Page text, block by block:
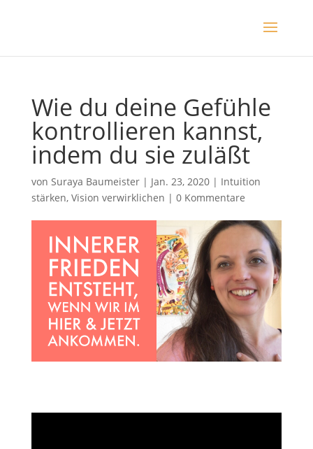
Wie du deine Gefühle
kontrollieren kannst,
indem du sie zuläßt
von Suraya Baumeister| Jan. 23, 2020| Intuition
stärken, Vision verwirklichen | 0 Kommentare